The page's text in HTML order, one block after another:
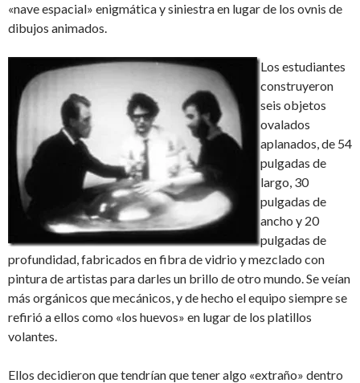
«nave espacial» enigmática y siniestra en lugar de los ovnis de
dibujos animados.
Los estudiantes
construyeron
seis objetos
ovalados
aplanados, de 54
pulgadas de
largo, 30
pulgadas de
ancho y 20
pulgadas de
profundidad, fabricados en fibra de vidrio y mezclado con
pintura de artistas para darles un brillo de otro mundo. Se veían
más orgánicos que mecánicos, y de hecho el equipo siempre se
refirió a ellos como «los huevos» en lugar de los platillos
volantes.
Ellos decidieron que tendrían que tener algo «extraño» dentro